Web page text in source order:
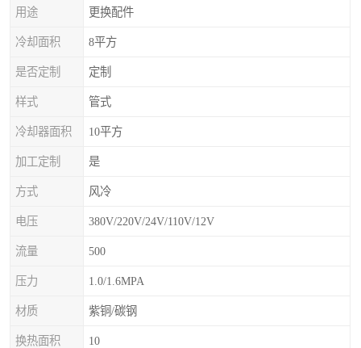
用途 更换配件
冷却面积 8平方
是否定制 定制
样式 管式
冷却器面积 10平方
加工定制 是
方式 风冷
电压 380V/220V/24V/110V/12V
流量 500
压力 1.0/1.6MPA
材质 紫铜/碳钢
换热面积 10